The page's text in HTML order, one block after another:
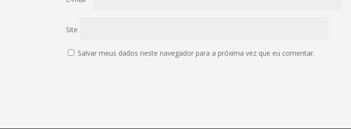
Site
Salvar meus dados neste navegador para a próxima vez que eu comentar.